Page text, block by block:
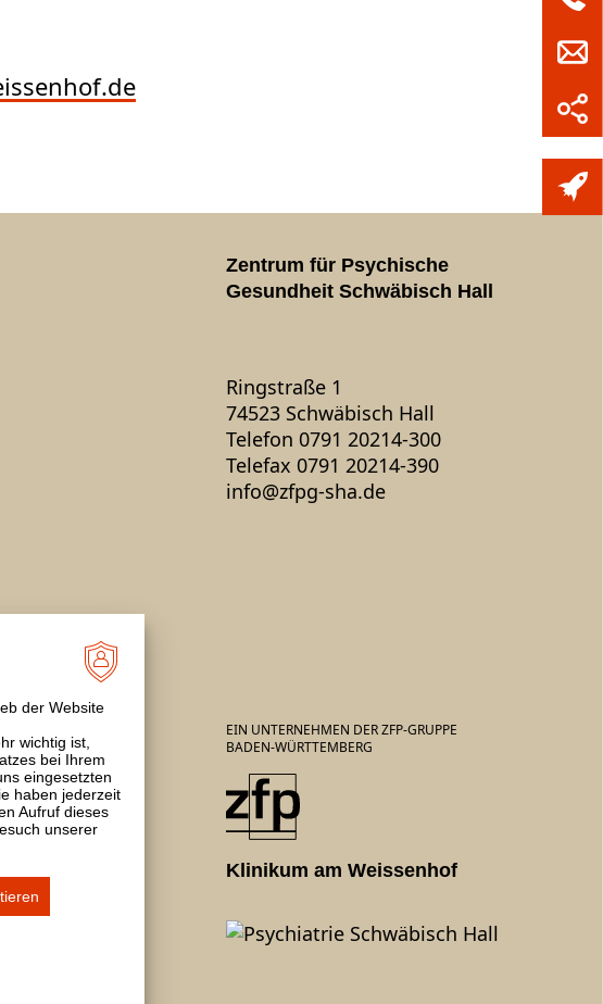
Zentrum für Psychische
Gesundheit Schwäbisch Hall
Ringstraße 1
74523 Schwäbisch Hall
Telefon 0791 20214-300
Telefax 0791 20214-390
info@zfpg-sha.de
EIN UNTERNEHMEN DER ZFP-GRUPPE
BADEN-WÜRTTEMBERG
Klinikum am Weissenhof
der Website
wichtig ist,
bei Ihrem
eingesetzten
haben jederzeit
Aufruf dieses
unserer